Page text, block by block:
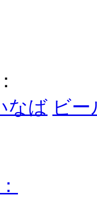
なば ビー